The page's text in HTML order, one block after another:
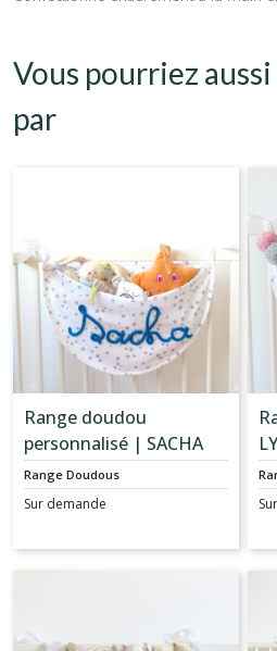
Vous pourriez
par
Range doudou
personnalisé | SACHA
Range Doudous
Sur demande